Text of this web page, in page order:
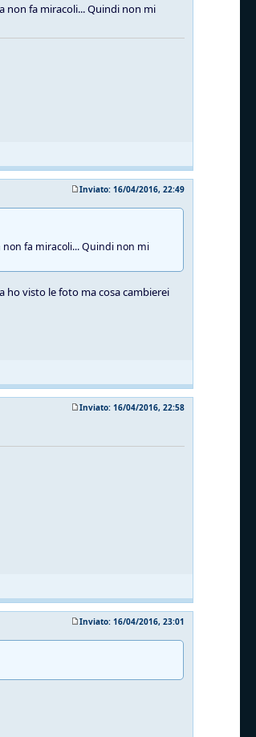
non fa miracoli... Quindi non mi
Inviato: 16/04/2016, 22:49
fa miracoli... Quindi non mi
ho visto le foto ma cosa cambierei
Inviato: 16/04/2016, 22:58
Inviato: 16/04/2016, 23:01